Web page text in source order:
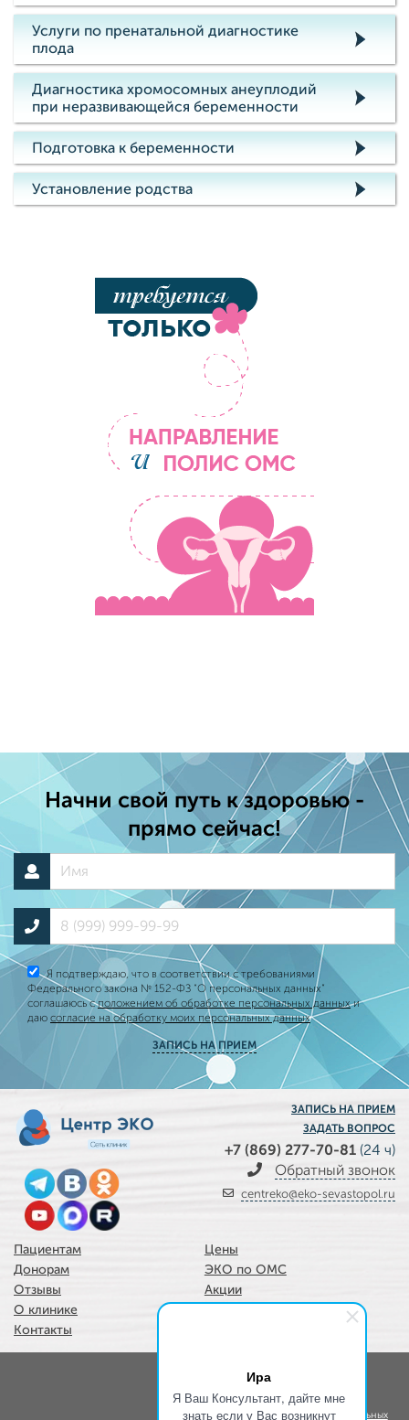
Ира
Я Ваш Консультант, дайте мне
знать если у Вас возникнут
Услуги по пренатальной диагностике
плода
Диагностика хромосомных анеуплодий
при неразвивающейся беременности
Подготовка к беременности
Установление родства
Начни свой путь к здоровью -
прямо сейчас!
Я подтверждаю, что в соответствии с требованиями
Федерального закона № 152-ФЗ “О персональных данных”
соглашаюсь сположением об обработке персональных данныхи
даю согласие на обработку моих персональных данных
ЗАПИСЬ НА ПРИЕМ
Пациентам
Донорам
Отзывы
О клинике
Контакты
Цены
ЭКО по ОМС
Акции
ЗАПИСЬ НА ПРИЕМ
ЗАДАТЬ ВОПРОС
+7 (869) 277-70-81(24 ч)
Обратный звонок
centreko@eko-sevastopol.ru
Положение об
обработке персональных